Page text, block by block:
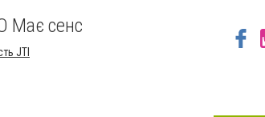
Має сенс
JTI